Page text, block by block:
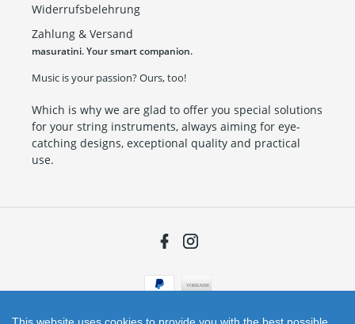
Widerrufsbelehrung
Zahlung & Versand
masuratini. Your smart companion.
Music is your passion? Ours, too!
Which is why we are glad to offer you special solutions
for your string instruments, always aiming for eye-
catching designs, exceptional quality and practical
use.
Facebook
Payment